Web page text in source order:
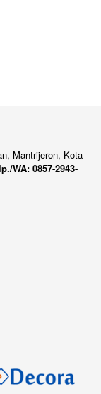
Mantrijeron, Kota
WA: 0857-2943-